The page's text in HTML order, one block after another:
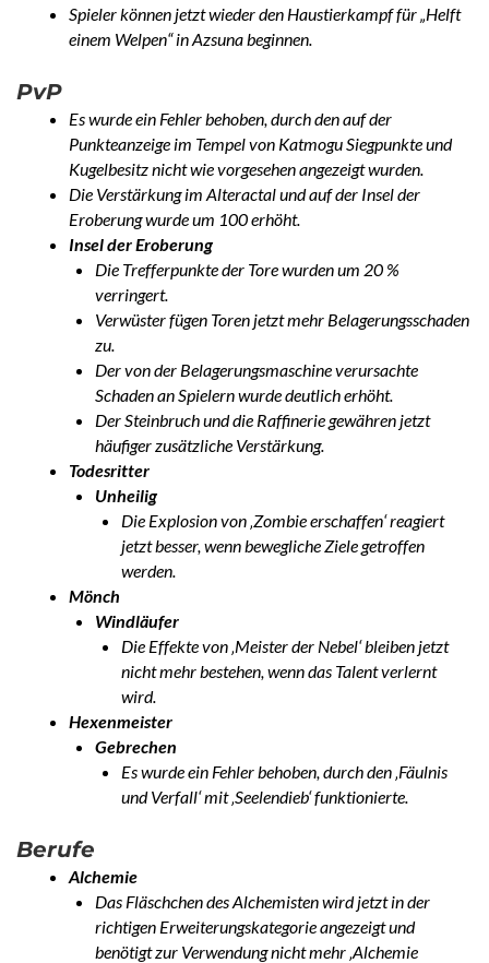
Spieler können jetzt wieder den Haustierkampf für „Helft
einem Welpen“ in Azsuna beginnen.
PvP
Es wurde ein Fehler behoben, durch den auf der
Punkteanzeige im Tempel von Katmogu Siegpunkte und
Kugelbesitz nicht wie vorgesehen angezeigt wurden.
Die Verstärkung im Alteractal und auf der Insel der
Eroberung wurde um 100 erhöht.
Insel der Eroberung
Die Trefferpunkte der Tore wurden um 20 %
verringert.
Verwüster fügen Toren jetzt mehr Belagerungsschaden
zu.
Der von der Belagerungsmaschine verursachte
Schaden an Spielern wurde deutlich erhöht.
Der Steinbruch und die Raffinerie gewähren jetzt
häufiger zusätzliche Verstärkung.
Todesritter
Unheilig
Die Explosion von ‚Zombie erschaffen‘ reagiert
jetzt besser, wenn bewegliche Ziele getroffen
werden.
Mönch
Windläufer
Die Effekte von ‚Meister der Nebel‘ bleiben jetzt
nicht mehr bestehen, wenn das Talent verlernt
wird.
Hexenmeister
Gebrechen
Es wurde ein Fehler behoben, durch den ‚Fäulnis
und Verfall‘ mit ‚Seelendieb‘ funktionierte.
Berufe
Alchemie
Das Fläschchen des Alchemisten wird jetzt in der
richtigen Erweiterungskategorie angezeigt und
benötigt zur Verwendung nicht mehr ‚Alchemie